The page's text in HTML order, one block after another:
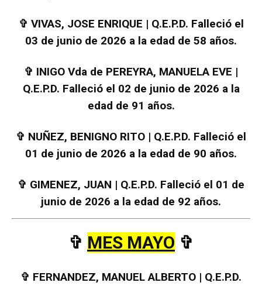
✞ VIVAS, JOSE ENRIQUE | Q.E.P.D. Falleció el
03 de junio de 2026 a la edad de 58 años.
✞ INIGO Vda de PEREYRA, MANUELA EVE |
Q.E.P.D. Falleció el 02 de junio de 2026 a la
edad de 91 años.
✞ NUÑEZ, BENIGNO RITO | Q.E.P.D. Falleció el
01 de junio de 2026 a la edad de 90 años.
✞ GIMENEZ, JUAN | Q.E.P.D. Falleció el 01 de
junio de 2026 a la edad de 92 años.
✞ MES MAYO ✞
✞ FERNANDEZ, MANUEL ALBERTO | Q.E.P.D.